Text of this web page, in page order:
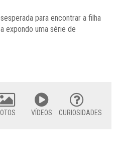
para encontrar a filha
expondo uma série de
VÍDEOS CURIOSIDADES